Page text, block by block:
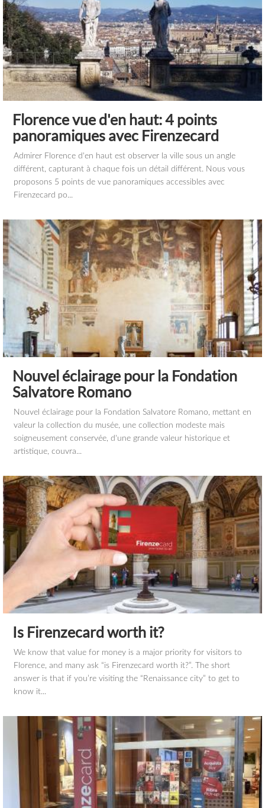
Florence vue d'en haut: 4 points
panoramiques avec Firenzecard
Admirer Florence d'en haut est observer la ville sous un angle
différent, capturant à chaque fois un détail différent. Nous vous
proposons 5 points de vue panoramiques accessibles avec
Firenzecard po...
Nouvel éclairage pour la Fondation
Salvatore Romano
Nouvel éclairage pour la Fondation Salvatore Romano, mettant en
valeur la collection du musée, une collection modeste mais
soigneusement conservée, d'une grande valeur historique et
artistique, couvra...
Is Firenzecard worth it?
We know that value for money is a major priority for visitors to
Florence, and many ask “is Firenzecard worth it?”. The short
answer is that if you’re visiting the “Renaissance city” to get to
know it...